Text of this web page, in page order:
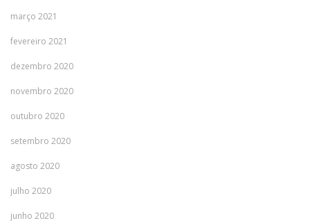
março 2021
fevereiro 2021
dezembro 2020
novembro 2020
outubro 2020
setembro 2020
agosto 2020
julho 2020
junho 2020